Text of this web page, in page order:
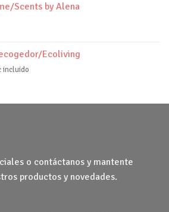
Scents by Alena
Ecoliving
incluido
o contáctanos y mantente
productos y novedades.